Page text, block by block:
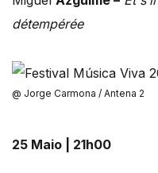
détempérée
@ Jorge Carmona / Antena 2
25 Maio | 21h00